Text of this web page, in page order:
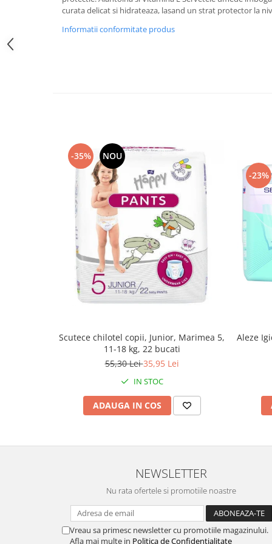
Mixere, tocatoare & roboti de
Mixere
Roboți de Bucătărie
Polizoare Unghiulare
Storcătoare Citrice
Trimmere si Fierastrae
Uscătoare de Păr
curata delicat si hidrateaza, lasand un strat protector la
Informatii conformitate produs
-35% NOU
Scutece chilotel copii, Junior, Marimea 5,
11-18 kg, 22 bucati
55,30 Lei35,95 Lei
IN STOC
ADAUGA IN COS
-23%
Aleze
NEWSLETTER
Nu rata ofertele si promotiile noastre
Vreau sa primesc newsletter cu promotiile magazinului.
Afla mai multe in Politica de Confidentialitate